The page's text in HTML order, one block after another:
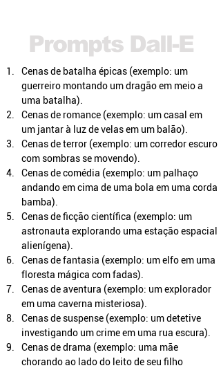
Prompts Dall-E
Cenas de batalha épicas (exemplo: um
guerreiro montando um dragão em meio a
uma batalha).
Cenas de romance (exemplo: um casal em
um jantar à luz de velas em um balão).
Cenas de terror (exemplo: um corredor escuro
com sombras se movendo).
Cenas de comédia (exemplo: um palhaço
andando em cima de uma bola em uma corda
bamba).
Cenas de ficção científica (exemplo: um
astronauta explorando uma estação espacial
alienígena).
Cenas de fantasia (exemplo: um elfo em uma
floresta mágica com fadas).
Cenas de aventura (exemplo: um explorador
em uma caverna misteriosa).
Cenas de suspense (exemplo: um detetive
investigando um crime em uma rua escura).
Cenas de drama (exemplo: uma mãe
chorando ao lado do leito de seu filho